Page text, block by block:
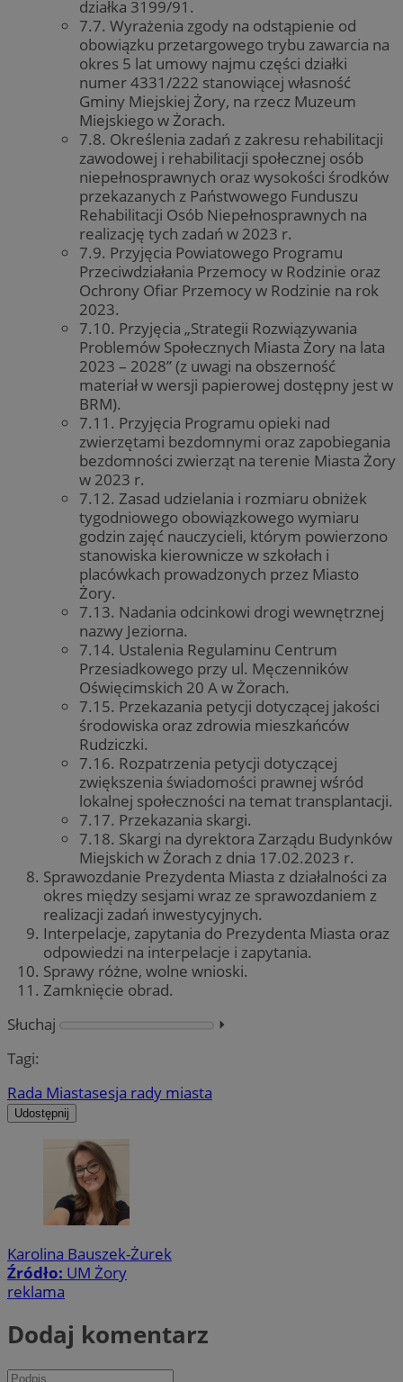
działka 3199/91.
7.7. Wyrażenia zgody na odstąpienie od
obowiązku przetargowego trybu zawarcia na
okres 5 lat umowy najmu części działki
numer 4331/222 stanowiącej własność
Gminy Miejskiej Żory, na rzecz Muzeum
Miejskiego w Żorach.
7.8. Określenia zadań z zakresu rehabilitacji
zawodowej i rehabilitacji społecznej osób
niepełnosprawnych oraz wysokości środków
przekazanych z Państwowego Funduszu
Rehabilitacji Osób Niepełnosprawnych na
realizację tych zadań w 2023 r.
7.9. Przyjęcia Powiatowego Programu
Przeciwdziałania Przemocy w Rodzinie oraz
Ochrony Ofiar Przemocy w Rodzinie na rok
2023.
7.10. Przyjęcia „Strategii Rozwiązywania
Problemów Społecznych Miasta Żory na lata
2023 – 2028” (z uwagi na obszerność
materiał w wersji papierowej dostępny jest w
BRM).
7.11. Przyjęcia Programu opieki nad
zwierzętami bezdomnymi oraz zapobiegania
bezdomności zwierząt na terenie Miasta Żory
w 2023 r.
7.12. Zasad udzielania i rozmiaru obniżek
tygodniowego obowiązkowego wymiaru
godzin zajęć nauczycieli, którym powierzono
stanowiska kierownicze w szkołach i
placówkach prowadzonych przez Miasto
Żory.
7.13. Nadania odcinkowi drogi wewnętrznej
nazwy Jeziorna.
7.14. Ustalenia Regulaminu Centrum
Przesiadkowego przy ul. Męczenników
Oświęcimskich 20 A w Żorach.
7.15. Przekazania petycji dotyczącej jakości
środowiska oraz zdrowia mieszkańców
Rudziczki.
7.16. Rozpatrzenia petycji dotyczącej
zwiększenia świadomości prawnej wśród
lokalnej społeczności na temat transplantacji.
7.17. Przekazania skargi.
7.18. Skargi na dyrektora Zarządu Budynków
Miejskich w Żorach z dnia 17.02.2023 r.
Sprawozdanie Prezydenta Miasta z działalności za
okres między sesjami wraz ze sprawozdaniem z
realizacji zadań inwestycyjnych.
Interpelacje, zapytania do Prezydenta Miasta oraz
odpowiedzi na interpelacje i zapytania.
Sprawy różne, wolne wnioski.
Zamknięcie obrad.
Słuchaj
⏵︎
Tagi:
Rada Miastasesja rady miasta
Udostępnij
Karolina Bauszek-Żurek
Źródło: UM Żory
reklama
Dodaj komentarz